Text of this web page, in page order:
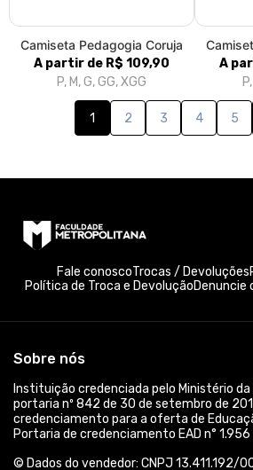
Camiseta Pedagogia Coruja
A partir de R$ 109,90
P, M, G, GG, XGG
A
1 2 3 4 5
Fale conoscoTrocas / Devoluções
Política de Troca e DevoluçãoDenuncie
Sobre nós
Instituição credenciada pelo Ministério da
portaria nº 842 de 30 de setembro de
credenciamento para a oferta de
Portaria de credenciamento EAD n°
© Dados do vendedor: CNPJ 13.411.192/